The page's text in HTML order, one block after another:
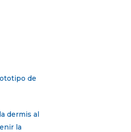
de
dermis al
la